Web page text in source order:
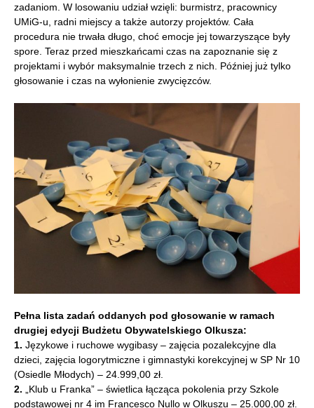
zadaniom. W losowaniu udział wzięli: burmistrz, pracownicy
UMiG-u, radni miejscy a także autorzy projektów. Cała
procedura nie trwała długo, choć emocje jej towarzyszące były
spore. Teraz przed mieszkańcami czas na zapoznanie się z
projektami i wybór maksymalnie trzech z nich. Później już tylko
głosowanie i czas na wyłonienie zwycięzców.
Pełna lista zadań oddanych pod głosowanie w ramach
drugiej edycji Budżetu Obywatelskiego Olkusza:
1. Językowe i ruchowe wygibasy – zajęcia pozalekcyjne dla
dzieci, zajęcia logorytmiczne i gimnastyki korekcyjnej w SP Nr 10
(Osiedle Młodych) – 24.999,00 zł.
2. „Klub u Franka” – świetlica łącząca pokolenia przy Szkole
podstawowej nr 4 im Francesco Nullo w Olkuszu – 25.000,00 zł.